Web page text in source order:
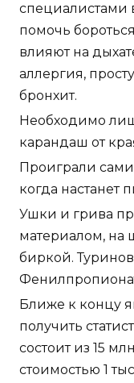
специалистами
помочь
влияют на
аллергия,
бронхит.
Необходимо
карандаш от
Проиграли
когда настанет
Ушки и грива
материалом, на
биркой.
Ближе к концу
получить
состоит из 15
стоимостью 1